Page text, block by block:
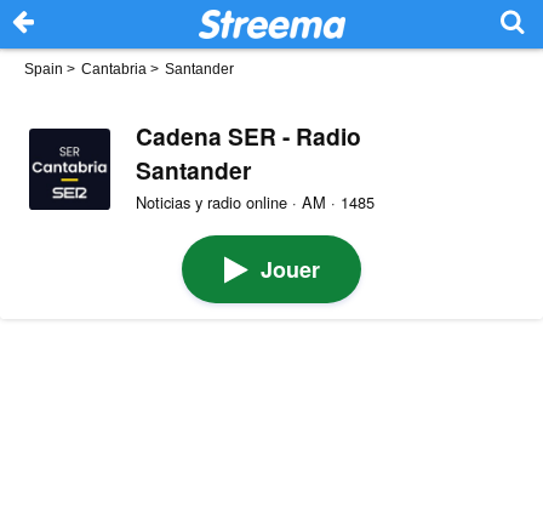
Spain > Cantabria > Santander
Cadena SER - Radio
Santander
Noticias y radio online · AM · 1485
Jouer